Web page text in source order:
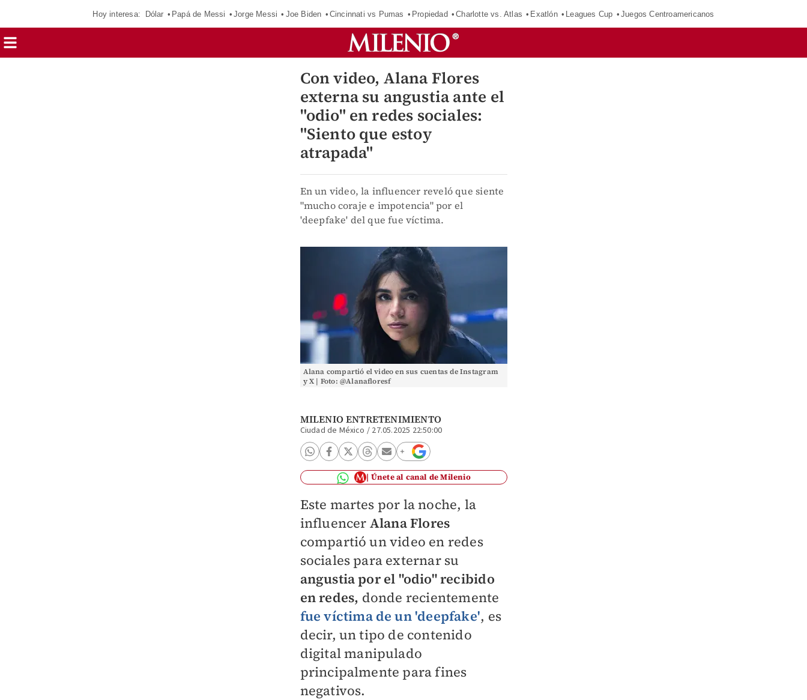
Hoy interesa: Dólar Papá de Messi Jorge Messi Joe Biden Cincinnati vs Pumas Propiedad Charlotte vs. Atlas Exatlón Leagues Cup Juegos Centroamericanos
Con video, Alana Flores
externa su angustia ante el
"odio" en redes sociales:
"Siento que estoy
atrapada"
En un video, la influencer reveló que siente
"mucho coraje e impotencia" por el
'deepfake' del que fue víctima.
Alana compartió el video en sus cuentas de Instagram
y X | Foto: @Alanafloresf
MILENIO ENTRETENIMIENTO
Ciudad de México / 27.05.2025 22:50:00
Únete al canal de Milenio
Este martes por la noche, la
influencer Alana Flores
compartió un video en redes
sociales para externar su
angustia por el "odio" recibido
en redes, donde recientemente
fue víctima de un 'deepfake', es
decir, un tipo de contenido
digital manipulado
principalmente para fines
negativos.